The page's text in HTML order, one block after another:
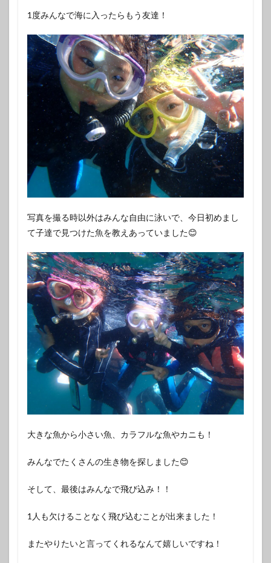
1度みんなで海に入ったらもう友達！
写真を撮る時以外はみんな自由に泳いで、今日初めまし
て子達で見つけた魚を教えあっていました😊
大きな魚から小さい魚、カラフルな魚やカニも！
みんなでたくさんの生き物を探しました😊
そして、最後はみんなで飛び込み！！
1人も欠けることなく飛び込むことが出来ました！
またやりたいと言ってくれるなんて嬉しいですね！